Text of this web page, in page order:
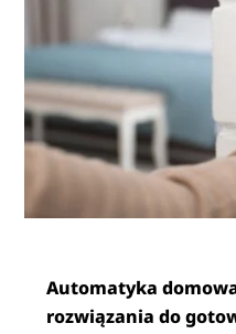
Automatyka
rozwiązania do